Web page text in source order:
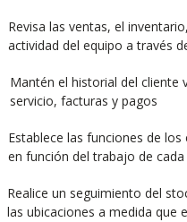
Revisa las ventas, el
actividad del equipo a través
Mantén el historial del cliente
servicio, facturas y pagos
Establece las funciones de
en función del trabajo de
Realice un seguimiento del
las ubicaciones a medida que